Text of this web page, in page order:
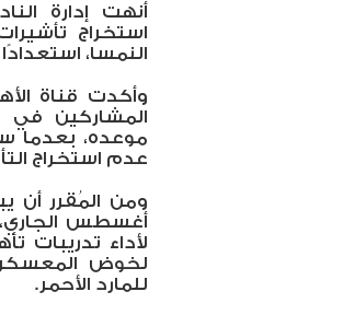
أنهت إدارة
استخراج
النمسا،
وأكدت قناة
المشاركين في
موعده، بعدما
عدم استخراج
أغسطس الجاري،
لخوض المعسكر
للمارد الأحمر.